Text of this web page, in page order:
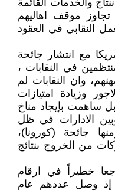
والخدمات القائمة
تجاوز موقف اهاليهم
النقابي في العقود
مع انتشار جائحة
في النقابات ،
وان النقابات لم
وزيادة امتيازات
ساهمت بإيجاد مناخ
الادارات في ظل
جائحة (كورونا)،
من الخروج بنتائج
خطيراً في ارقام
إذ وصل عددهم عام